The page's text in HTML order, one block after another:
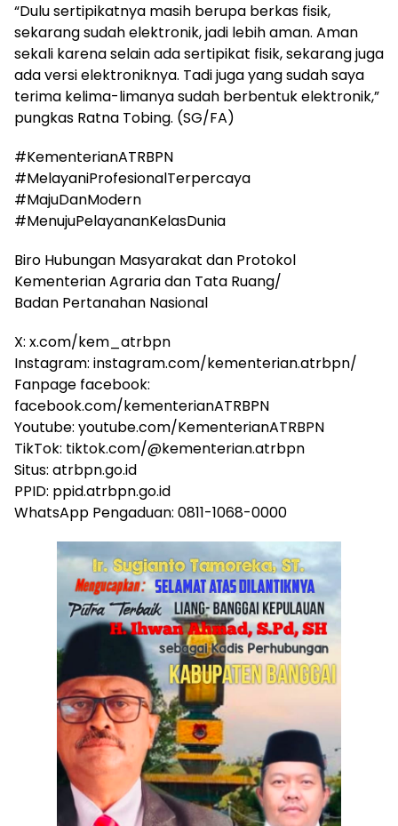
“Dulu sertipikatnya masih berupa berkas fisik,
sekarang sudah elektronik, jadi lebih aman. Aman
sekali karena selain ada sertipikat fisik, sekarang juga
ada versi elektroniknya. Tadi juga yang sudah saya
terima kelima-limanya sudah berbentuk elektronik,”
pungkas Ratna Tobing. (SG/FA)
#KementerianATRBPN
#MelayaniProfesionalTerpercaya
#MajuDanModern
#MenujuPelayananKelasDunia
Biro Hubungan Masyarakat dan Protokol
Kementerian Agraria dan Tata Ruang/
Badan Pertanahan Nasional
X: x.com/kem_atrbpn
Instagram: instagram.com/kementerian.atrbpn/
Fanpage facebook:
facebook.com/kementerianATRBPN
Youtube: youtube.com/KementerianATRBPN
TikTok: tiktok.com/@kementerian.atrbpn
Situs: atrbpn.go.id
PPID: ppid.atrbpn.go.id
WhatsApp Pengaduan: 0811-1068-0000